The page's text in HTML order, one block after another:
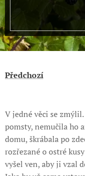
Předchozí
V jedné věci se
pomsty, nemučila ho
domu, škrábala po
rozřezané o ostré
vyšel ven, aby ji vzal